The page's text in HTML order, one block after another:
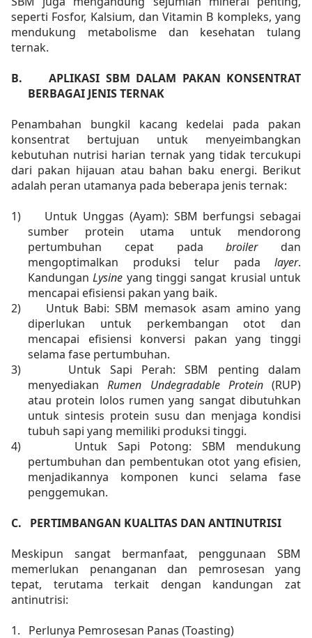
seperti Fosfor, Kalsium, dan Vitamin B kompleks, yang
mendukung metabolisme dan kesehatan tulang
ternak.
B.
APLIKASI SBM DALAM PAKAN KONSENTRAT
BERBAGAI JENIS TERNAK
Penambahan bungkil kacang kedelai pada pakan
konsentrat bertujuan untuk menyeimbangkan
kebutuhan nutrisi harian ternak yang tidak tercukupi
dari pakan hijauan atau bahan baku energi. Berikut
adalah peran utamanya pada beberapa jenis ternak:
1)
Untuk Unggas (Ayam): SBM berfungsi sebagai
sumber protein utama untuk mendorong
pertumbuhan cepat padabroilerdan
mengoptimalkan produksi telur pada layer.
KandunganLysine yang tinggi sangat krusial untuk
mencapai efisiensi pakan yang baik.
2)
Untuk Babi: SBM memasok asam amino yang
diperlukan untuk perkembangan otot dan
mencapai efisiensi konversi pakan yang tinggi
selama fase pertumbuhan.
3)
Untuk Sapi Perah: SBM penting dalam
menyediakanRumen Undegradable Protein(RUP)
atau protein lolos rumen yang sangat dibutuhkan
untuk sintesis protein susu dan menjaga kondisi
tubuh sapi yang memiliki produksi tinggi.
4)
Untuk Sapi Potong: SBM mendukung
pertumbuhan dan pembentukan otot yang efisien,
menjadikannya komponen kunci selama fase
penggemukan.
C.
PERTIMBANGAN KUALITAS DAN ANTINUTRISI
Meskipun sangat bermanfaat, penggunaan SBM
memerlukan penanganan dan pemrosesan yang
tepat, terutama terkait dengan kandungan zat
antinutrisi:
1.
Perlunya Pemrosesan Panas (Toasting)